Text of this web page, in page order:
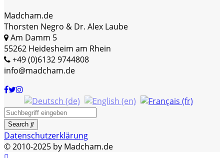
Madcham.de
Thorsten Negro & Dr. Alex Laube
Am Damm 5
55262 Heidesheim am Rhein
+49 (0)6132 9744808
info@madcham.de
Search
Datenschutzerklärung
© 2010-2025 by Madcham.de